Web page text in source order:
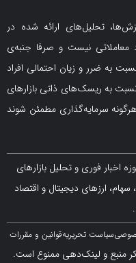
ارائه شده در
نیست و صرفا جنبه‌ی
زیان احتمالی افراد
ذاتی بازارهای
مطمئن شوند
و تحلیل بازارهای
دیجیتال و اقتصاد
قوانین و مقررات
ممنوع است.